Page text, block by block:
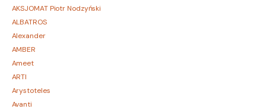
AKSJOMAT Piotr Nodzyński
ALBATROS
Alexander
AMBER
Ameet
ARTI
Arystoteles
Avanti